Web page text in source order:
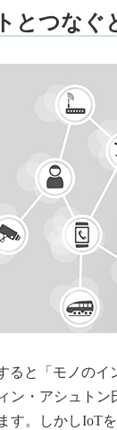
とつな
ると「モノの
ン・アシュト
す。しかしIoT